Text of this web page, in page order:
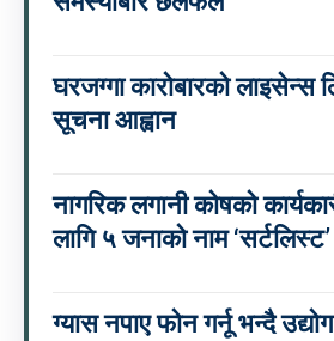
घरजग्गा कारोबारको लाइसेन्स
सूचना आह्वान
नागरिक लगानी कोषको
लागि ५ जनाको नाम ‘सर्टलिस्ट’
ग्यास नपाए फोन गर्नू भन्दै